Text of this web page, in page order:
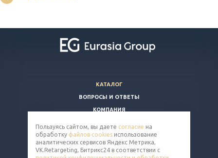
КАТАЛОГ
ВОПРОСЫ И ОТВЕТЫ
КОМПАНИЯ
8 (800) 350-86-91
nut@eq-mail.ru
Пользуясь сайтом, вы даете согласие на
обработку файлов cookies использование
аналитических сервисов Яндекс Метрика,
VK.Retargeting, Битрикс24 в соответствии с